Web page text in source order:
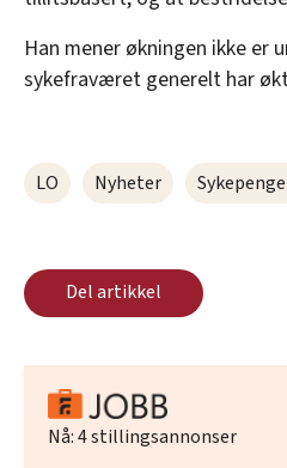
Han mener økningen ikke er
sykefraværet generelt har
LO Nyheter
Del artikkel
Nå:4stillingsannonser